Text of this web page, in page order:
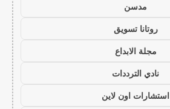
مدسن
روتانا تسويق
مجلة الابداع
نادي الترددات
استشارات اون لاين